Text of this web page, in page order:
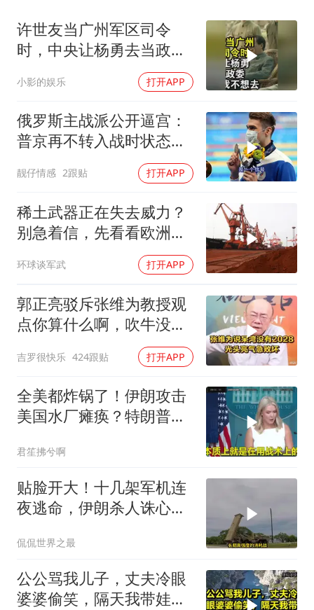
几元成本的AI广告导致千万市值蒸发
乐享全民健身 共筑健康中国
许世友当广州军区司令
时，中央让杨勇去当政
委，杨勇说：我不想去
小影的娱乐 打开APP
俄罗斯主战派公开逼宫：
普京再不转入战时状态，
靓仔情感 2跟贴 打开APP
稀土武器正在失去威力？
别急着信，先看看欧洲军
环球谈军武 打开APP
郭正亮驳斥张维为教授观
点你算什么啊，吹牛没
吉罗很快乐 424跟贴 打开APP
全美都炸锅了！伊朗攻击
美国水厂瘫痪？特朗普却
君笙拂兮啊
贴脸开大！十几架军机连
夜逃命，伊朗杀人诛心，
侃侃世界之最
公公骂我儿子，丈夫冷眼
婆婆偷笑，隔天我带娃改